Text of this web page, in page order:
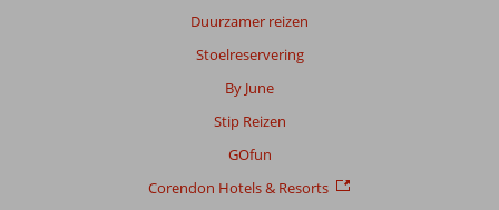
Duurzamer reizen
Stoelreservering
By June
Stip Reizen
GOfun
Corendon Hotels & Resorts